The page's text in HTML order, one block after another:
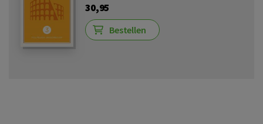
30,95
Bestellen